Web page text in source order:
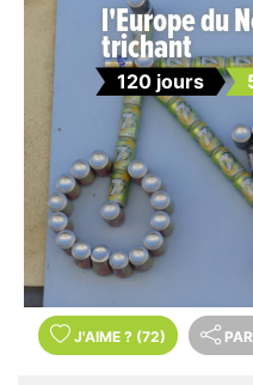
l'Europe du
trichant
120 jours
J'AIME ? (72)